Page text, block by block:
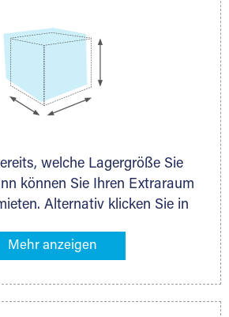
welche Lagergröße Sie
können Sie Ihren Extraraum
Alternativ klicken Sie in
die Sie einlagern möchten –
steht Ihnen Ihr Extraraum